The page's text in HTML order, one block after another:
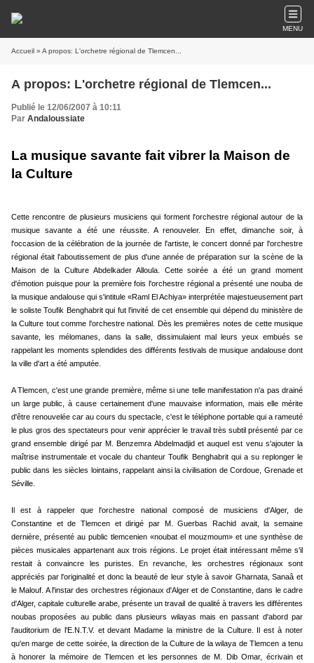
MENU
Accueil » A propos: L'orchetre régional de Tlemcen...
A propos: L'orchetre régional de Tlemcen...
Publié le 12/06/2007 à 10:11
Par Andaloussiate
La musique savante fait vibrer la Maison de
la Culture
Cette rencontre de plusieurs musiciens qui forment l'orchestre régional autour de la
musique savante a été une réussite. A renouveler. En effet, dimanche soir, à
l'occasion de la célébration de la journée de l'artiste, le concert donné par l'orchestre
régional était l'aboutissement de plus d'une année de préparation sur la scène de la
Maison de la Culture Abdelkader Alloula. Cette soirée a été un grand moment
d'émotion puisque pour la première fois l'orchestre régional a présenté une nouba de
la musique andalouse qui s'intitule «Raml El Achiya» interprétée majestueusement part
le soliste Toufik Benghabrit qui fut l'invité de cet ensemble qui dépend du ministère de
la Culture tout comme l'orchestre national. Dès les premières notes de cette musique
savante, les mélomanes, dans la salle, dissimulaient mal leurs yeux embués se
rappelant les moments splendides des différents festivals de musique andalouse dont
la ville d'art a été amputée.
A Tlemcen, c'est une grande première, même si une telle manifestation n'a pas drainé
un large public, à cause certainement d'une mauvaise information, mais elle mérite
d'être renouvelée car au cours du spectacle, c'est le téléphone portable qui a rameuté
le plus gros des spectateurs pour venir apprécier le travail très subtil présenté par ce
grand ensemble dirigé par M. Benzemra Abdelmadjid et auquel est venu s'ajouter la
maîtrise instrumentale et vocale du chanteur Toufik Benghabrit qui a su replonger le
public dans les siècles lointains, rappelant ainsi la civilisation de Cordoue, Grenade et
Séville.
Il est à rappeler que l'orchestre national composé de musiciens d'Alger, de
Constantine et de Tlemcen et dirigé par M. Guerbas Rachid avait, la semaine
dernière, présenté au public tlemcenien «noubat el mouzmoum» et une synthèse de
pièces musicales appartenant aux trois régions. Le projet était intéressant même s'il
restait à convaincre les puristes. En revanche, les orchestres régionaux sont
appréciés par l'originalité et donc la beauté de leur style à savoir Gharnata, Sanaâ et
le Malouf. A l'instar des orchestres régionaux d'Alger et de Constantine, dans le cadre
d'Alger, capitale culturelle arabe, présente un travail de qualité à travers les différentes
noubas proposées au public dans plusieurs wilayas mais en passant d'abord par
l'auditorium de l'E.N.T.V. et devant Madame la ministre de la Culture. Il est à noter
qu'en marge de cette soirée, la direction de la Culture de la wilaya de Tlemcen a tenu
à honorer la mémoire de Tlemcen et les personnes de M. Dib Omar, écrivain et